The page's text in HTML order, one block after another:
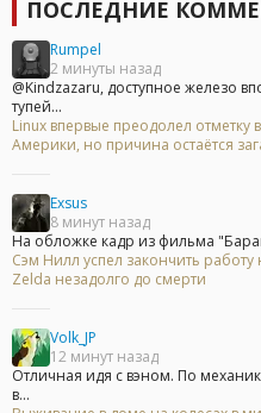
ПОСЛЕДНИЕ
Rumpel
2 минуты назад
@Kindzazaru, доступное железо
тупей...
Linux впервые преодолел отметку
Америки, но причина остаётся
Exsus
8 минут назад
На обложке кадр из фильма
Сэм Нилл успел закончить
Zelda незадолго до смерти
Volk_JP
12 минут назад
Отличная идя с вэном. По
в...